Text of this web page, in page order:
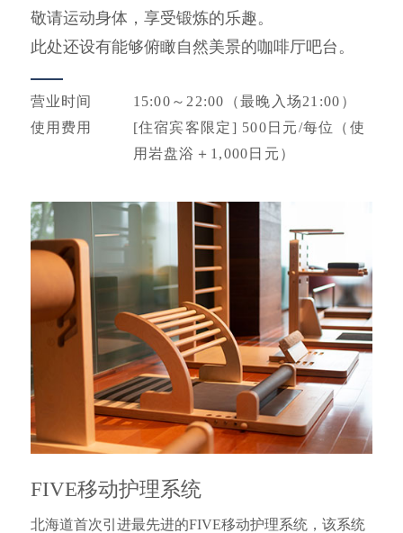
敬请运动身体，享受锻炼的乐趣。
此处还设有能够俯瞰自然美景的咖啡厅吧台。
营业时间
15:00～22:00（最晚入场21:00）
使用费用
[住宿宾客限定] 500日元/每位（使
用岩盘浴＋1,000日元）
FIVE移动护理系统
北海道首次引进最先进的FIVE移动护理系统，该系统